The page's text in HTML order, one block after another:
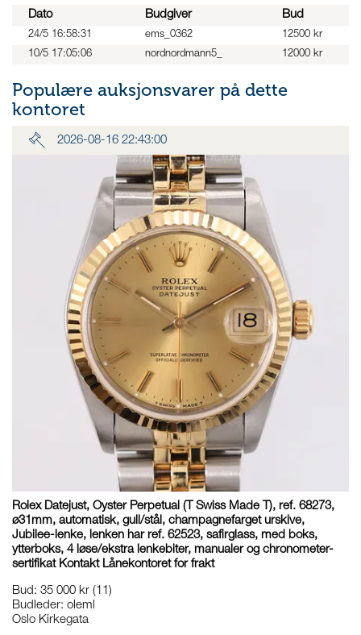
Dato Budgiver Bud
24/5 16:58:31 ems_0362
12500 kr
10/5 17:05:06
nordnordmann5_ 12000 kr
Populære auksjonsvarer på dette
kontoret
2026-08-16 22:43:00
Rolex Datejust, Oyster Perpetual (T Swiss Made T), ref. 68273,
ø31mm, automatisk, gull/stål, champagnefarget urskive,
Jubilee-lenke, lenken har ref. 62523, safirglass, med boks,
ytterboks, 4 løse/ekstra lenkebiter, manualer og chronometer-
sertifikat Kontakt Lånekontoret for frakt
Bud: 35 000 kr (11)
Budleder: oleml
Oslo Kirkegata